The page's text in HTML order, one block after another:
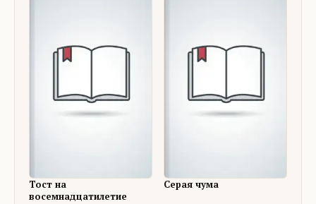
Тост на
восемнадцатилетие
Серая чума